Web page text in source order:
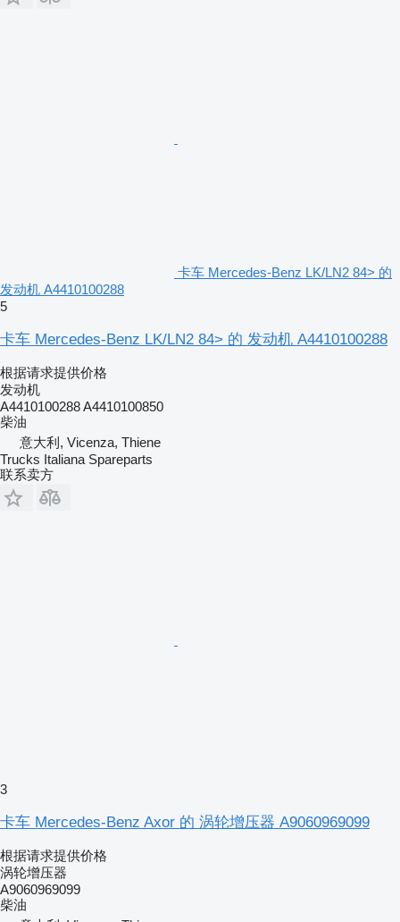
卡车 Mercedes-Benz LK/LN2 84> 的
发动机 A4410100288
5
卡车 Mercedes-Benz LK/LN2 84> 的 发动机 A4410100288
根据请求提供价格
发动机
A4410100288 A4410100850
柴油
意大利, Vicenza, Thiene
Trucks Italiana Spareparts
联系卖方
3
卡车 Mercedes-Benz Axor 的 涡轮增压器 A9060969099
根据请求提供价格
涡轮增压器
A9060969099
柴油